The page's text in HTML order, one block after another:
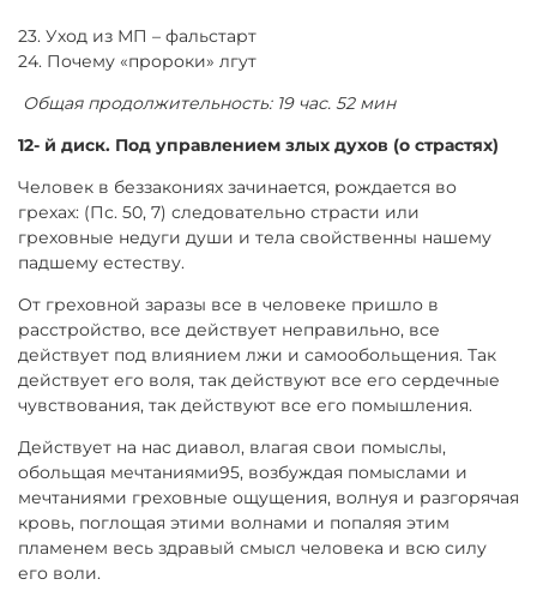
23. Уход из МП – фальстарт
24. Почему «пророки» лгут
Общая продолжительность: 19 час. 52 мин
12- й диск. Под управлением злых духов (о страстях)
Человек в беззакониях зачинается, рождается во
грехах: (Пс. 50, 7) следовательно страсти или
греховные недуги души и тела свойственны нашему
падшему естеству.
От греховной заразы все в человеке пришло в
расстройство, все действует неправильно, все
действует под влиянием лжи и самообольщения. Так
действует его воля, так действуют все его сердечные
чувствования, так действуют все его помышления.
Действует на нас диавол, влагая свои помыслы,
обольщая мечтаниями95, возбуждая помыслами и
мечтаниями греховные ощущения, волнуя и разгорячая
кровь, поглощая этими волнами и попаляя этим
пламенем весь здравый смысл человека и всю силу
его воли.